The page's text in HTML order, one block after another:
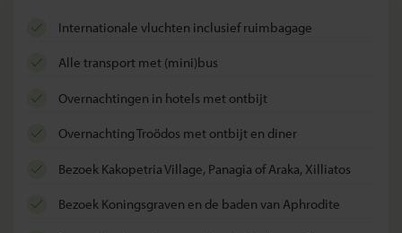
internationale vluchten inclusief ruimbagage
alle transport met (mini)bus
overnachtingen in hotels met ontbijt
overnachting Troödos met ontbijt en diner
bezoek Kakopetria Village, Panagia of Araka, Xilliatos
bezoek Koningsgraven en de baden van Aphrodite